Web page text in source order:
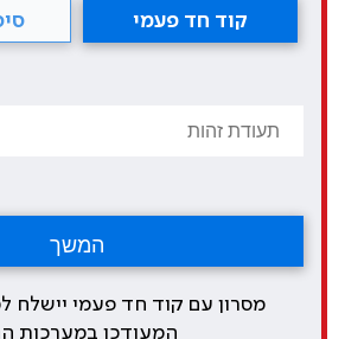
קוד חד פעמי
מסרון עם קוד חד פעמי יישלח
המעודכן במערכות